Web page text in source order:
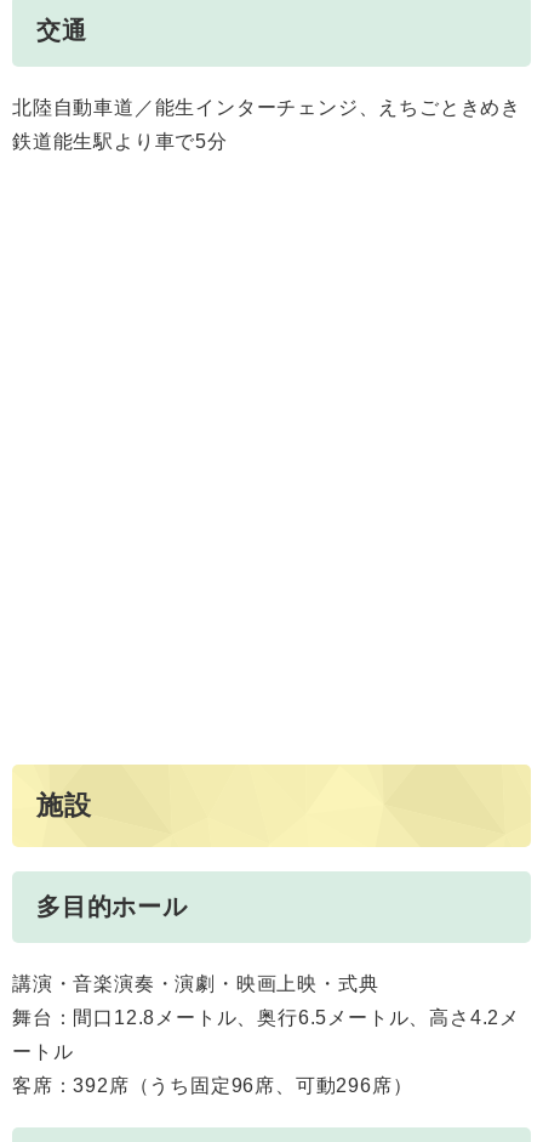
交通
北陸自動車道／能生インターチェンジ、えちごときめき
鉄道能生駅より車で5分
施設
多目的ホール
講演・音楽演奏・演劇・映画上映・式典
舞台：間口12.8メートル、奥行6.5メートル、高さ4.2メ
ートル
客席：392席（うち固定96席、可動296席）